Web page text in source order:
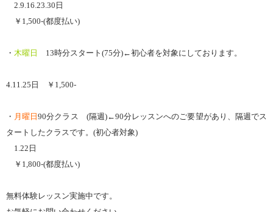
2.9.16.23.30日
￥1,500-(都度払い)
・ 木曜日 13時分スタート(75分)←初心者を対象にしております。
4.11.25日 ￥1,500-
・ 月曜日90分クラス (隔週)←90分レッスンへのご要望があり、隔週でス
タートしたクラスです。(初心者対象)
1.22日
￥1,800-(都度払い)
無料体験レッスン実施中です。